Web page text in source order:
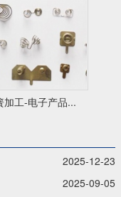
加工-电子产品...
2025-12-23
2025-09-05